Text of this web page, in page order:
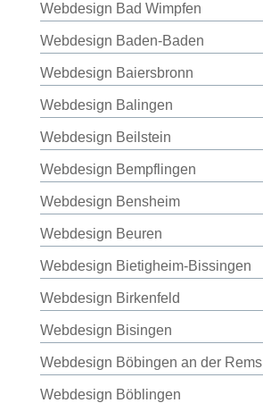
Webdesign Bad Wimpfen
Webdesign Baden-Baden
Webdesign Baiersbronn
Webdesign Balingen
Webdesign Beilstein
Webdesign Bempflingen
Webdesign Bensheim
Webdesign Beuren
Webdesign Bietigheim-Bissingen
Webdesign Birkenfeld
Webdesign Bisingen
Webdesign Böbingen an der Rems
Webdesign Böblingen